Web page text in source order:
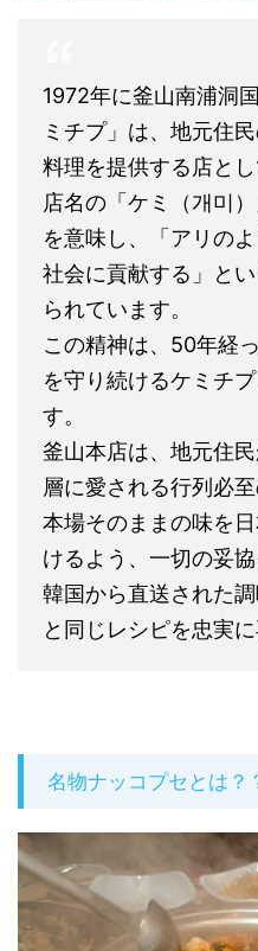
1972年に釜山南浦洞
ミチプ」は、地元住
料理を提供する店とし
店名の「ケミ（개미
を意味し、「アリの
社会に貢献する」と
られています。
この精神は、50年経
を守り続けるケミチ
す。
釜山本店は、地元住
層に愛される行列必至
本場そのままの味を
けるよう、一切の妥協
韓国から直送された
と同じレシピを忠実
名物ナッコプセとは？